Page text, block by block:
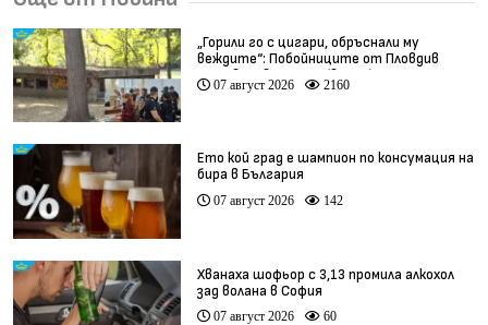
„Горили го с цигари, обръснали му
веждите“: Побойниците от Пловдив
остават в ареста (видео)
07 август 2026 2160
Ето кой град е шампион по консумация на
бира в България
07 август 2026 142
Хванаха шофьор с 3,13 промила алкохол
зад волана в София
07 август 2026 60